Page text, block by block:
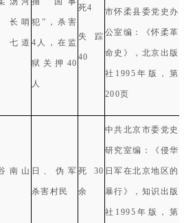
长哨
七道
犯 ” ，杀害
4 人，在监
狱关押 40
人
死4
失踪
40
市怀柔县委党史办
公室编：《怀柔革
命史》，北京出版
社 1995 年版，第
200页
南山 日、伪军
杀害村民
死 30
余
中共北京市委党史
研究室编：《侵华
日军在北京地区的
暴行》，知识出版
社 1995 年版，第